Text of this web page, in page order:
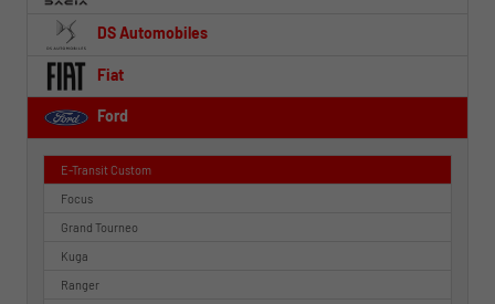
DS Automobiles
Fiat
Ford
E-Transit Custom
Focus
Grand Tourneo
Kuga
Ranger